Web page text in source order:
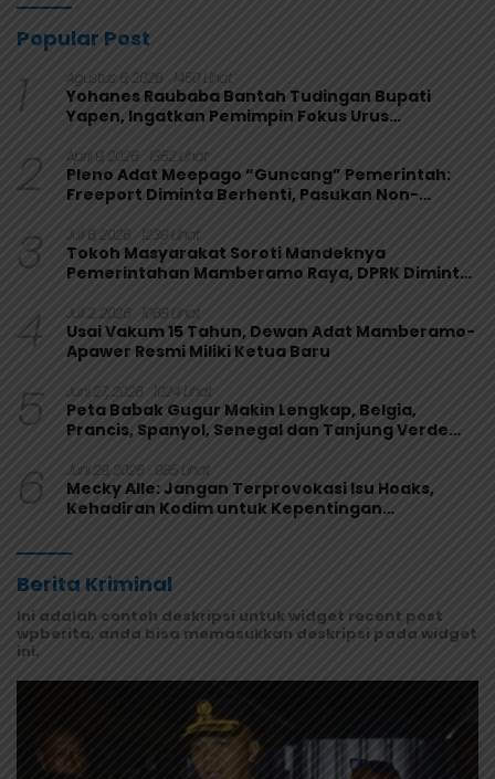
Popular Post
1 Agustus 6, 2026 1450 Lihat
Yohanes Raubaba Bantah Tudingan Bupati
Yapen, Ingatkan Pemimpin Fokus Urus
2 April 9, 2026 1352 Lihat
Pleno Adat Meepago “Guncang” Pemerintah:
Freeport Diminta Berhenti, Pasukan Non-
3 Juli 6, 2026 1239 Lihat
Tokoh Masyarakat Soroti Mandeknya
Pemerintahan Mamberamo Raya, DPRK Diminta
4 Juli 2, 2026 1068 Lihat
Usai Vakum 15 Tahun, Dewan Adat Mamberamo-
Apawer Resmi Miliki Ketua Baru
5 Juni 27, 2026 1024 Lihat
Peta Babak Gugur Makin Lengkap, Belgia,
Prancis, Spanyol, Senegal dan Tanjung Verde
6 Juni 29, 2026 985 Lihat
Mecky Alle: Jangan Terprovokasi Isu Hoaks,
Kehadiran Kodim untuk Kepentingan
Berita Kriminal
Ini adalah contoh deskripsi untuk widget recent post
wpberita, anda bisa memasukkan deskripsi pada widget
ini.